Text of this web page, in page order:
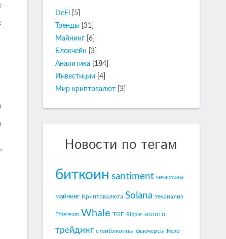
DeFi
[5]
Тренды [31]
Майнинг [6]
Блокчейн
[3]
Аналитика
[184]
Инвестиции
[4]
Мир криптовалют [3]
Новости по тегам
биткоин santiment мемкоины
майнинг Криптовалюта Solana теханализ
Ethereum Whale TGE Ripple золото
трейдинг стейблкоины фьючерсы Nexo